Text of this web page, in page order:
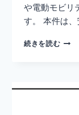
や電動モビリ
す。 本件は
続きを読む